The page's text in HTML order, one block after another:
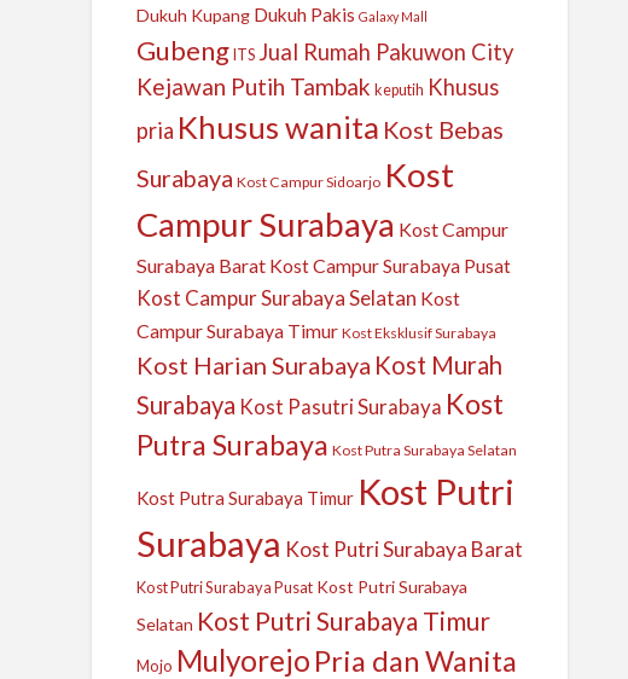
Dukuh Kupang Dukuh Pakis Galaxy Mall
Gubeng ITS Jual Rumah Pakuwon City
Kejawan Putih Tambak keputih Khusus
pria Khusus wanita Kost Bebas
Surabaya Kost Campur Sidoarjo Kost
Campur Surabaya Kost Campur
Surabaya Barat Kost Campur Surabaya Pusat
Kost Campur Surabaya Selatan Kost
Campur Surabaya Timur Kost Eksklusif Surabaya
Kost Harian Surabaya Kost Murah
Surabaya Kost Pasutri Surabaya Kost
Putra Surabaya Kost Putra Surabaya Selatan
Kost Putra Surabaya Timur Kost Putri
Surabaya Kost Putri Surabaya Barat
Kost Putri Surabaya Pusat Kost Putri Surabaya
Selatan Kost Putri Surabaya Timur
Mojo Mulyorejo Pria dan Wanita